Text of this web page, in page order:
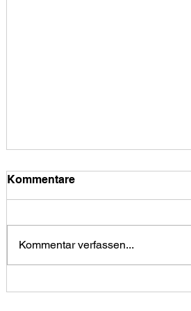
Kommentare
Kommentar verfassen...